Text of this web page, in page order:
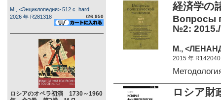
М., <Энциклопедия> 512 c. hard
2026 年 R281318
\26,950
ロシアのオペラ初演 1730～1960
経済学の
Вопросы
№2:
М.,
2015 年 R142040
ロシア